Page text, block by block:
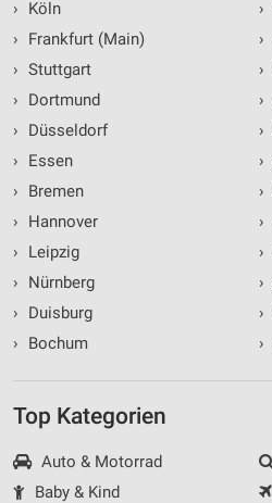
›
Köln
›
Frankfurt (Main)
› Stuttgart
›
Dortmund
›
Düsseldorf
›
Essen
›
Bremen
›
Hannover
›
Leipzig
›
Nürnberg
›
Duisburg
›
Bochum
›
›
›
›
›
›
›
›
›
›
›
›
Top Kategorien
Auto & Motorrad
Baby & Kind